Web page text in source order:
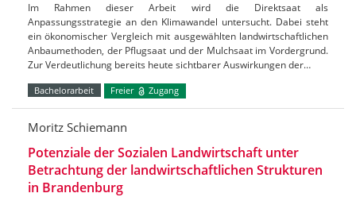
Im Rahmen dieser Arbeit wird die Direktsaat als
Anpassungsstrategie an den Klimawandel untersucht. Dabei steht
ein ökonomischer Vergleich mit ausgewählten landwirtschaftlichen
Anbaumethoden, der Pflugsaat und der Mulchsaat im Vordergrund.
Zur Verdeutlichung bereits heute sichtbarer Auswirkungen der…
Bachelorarbeit Freier Zugang
Moritz Schiemann
Potenziale der Sozialen Landwirtschaft unter
Betrachtung der landwirtschaftlichen Strukturen
in Brandenburg